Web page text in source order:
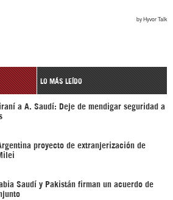
LO MÁS LEÍDO
a A. Saudí: Deje de mendigar seguridad a
proyecto de extranjerización de
Saudí y Pakistán firman un acuerdo de